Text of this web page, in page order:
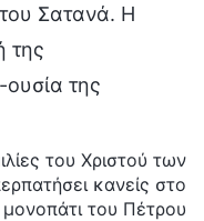
Σατανά. Η
της
της
του Χριστού των
κανείς στο
μονοπάτι του Πέτρου